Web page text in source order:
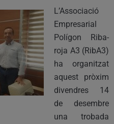
L’Associació
Empresarial
Polígon Riba-
roja A3 (RibA3)
ha organitzat
aquest pròxim
divendres 14
de desembre
una trobada